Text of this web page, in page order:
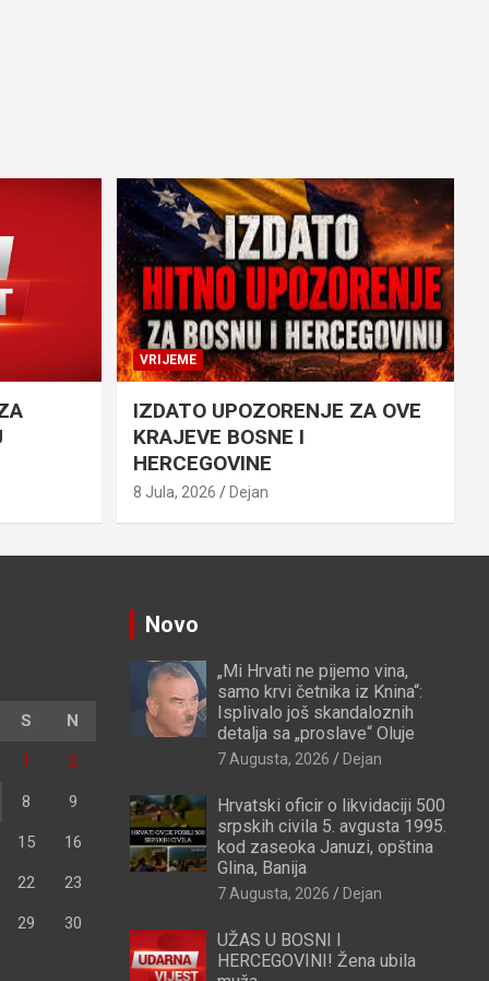
VRIJEME
IZDATO UPOZORENJE ZA OVE
KRAJEVE BOSNE I
HERCEGOVINE
8 Jula, 2026 Dejan
S N
1 2
8 9
15 16
22 23
29 30
Novo
„Mi Hrvati ne pijemo vina,
samo krvi četnika iz Knina“:
Isplivalo još skandaloznih
detalja sa „proslave“ Oluje
7 Augusta, 2026 Dejan
Hrvatski oficir o likvidaciji 500
srpskih civila 5. avgusta 1995.
kod zaseoka Januzi, opština
Glina, Banija
7 Augusta, 2026 Dejan
UŽAS U BOSNI I
HERCEGOVINI! Žena ubila